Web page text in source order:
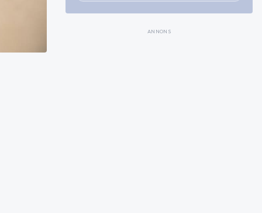
ANNONS